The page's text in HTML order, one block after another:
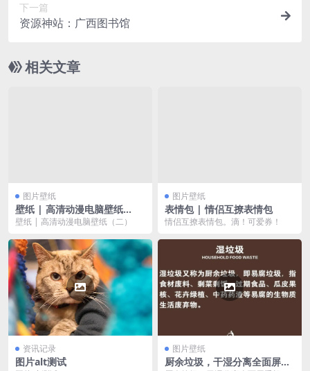
下一篇
资源神站：广西图书馆
相关文章
图片壁纸
壁纸 | 高清动漫电脑壁纸
（二）
壁纸 | 高清动漫电脑壁纸（二）
图片壁纸
表情包 | 情侣互撩表情包
情侣互撩表情包。滴！可爱券！
资讯记录
图片alt测试
图片壁纸
厨余垃圾，干湿分离全面屏手